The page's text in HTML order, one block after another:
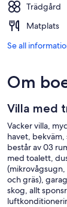
Trädgård
Matplats
Se all
Om
Villa med
Vacker villa,
havet,
består av 03
med toalett,
och gräs),
skog, allt